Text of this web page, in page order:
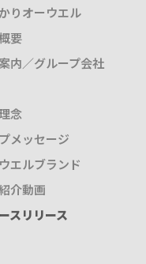
りオーウエル
要
内／グループ会社
念
メッセージ
エルブランド
介動画
スリリース